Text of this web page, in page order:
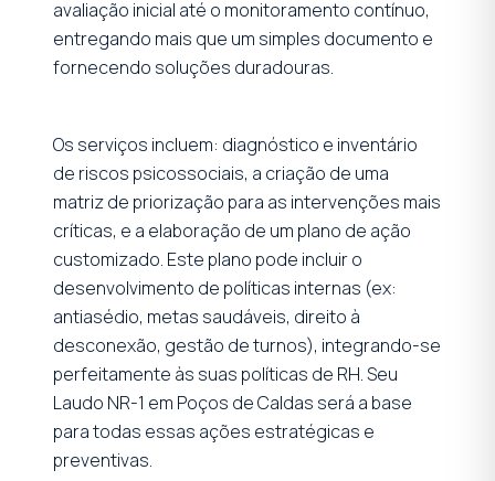
avaliação inicial até o monitoramento contínuo,
entregando mais que um simples documento e
fornecendo soluções duradouras.
Os serviços incluem: diagnóstico e inventário
de riscos psicossociais, a criação de uma
matriz de priorização para as intervenções mais
críticas, e a elaboração de um plano de ação
customizado. Este plano pode incluir o
desenvolvimento de políticas internas (ex:
antiasédio, metas saudáveis, direito à
desconexão, gestão de turnos), integrando-se
perfeitamente às suas políticas de RH. Seu
Laudo NR-1 em Poços de Caldas será a base
para todas essas ações estratégicas e
preventivas.